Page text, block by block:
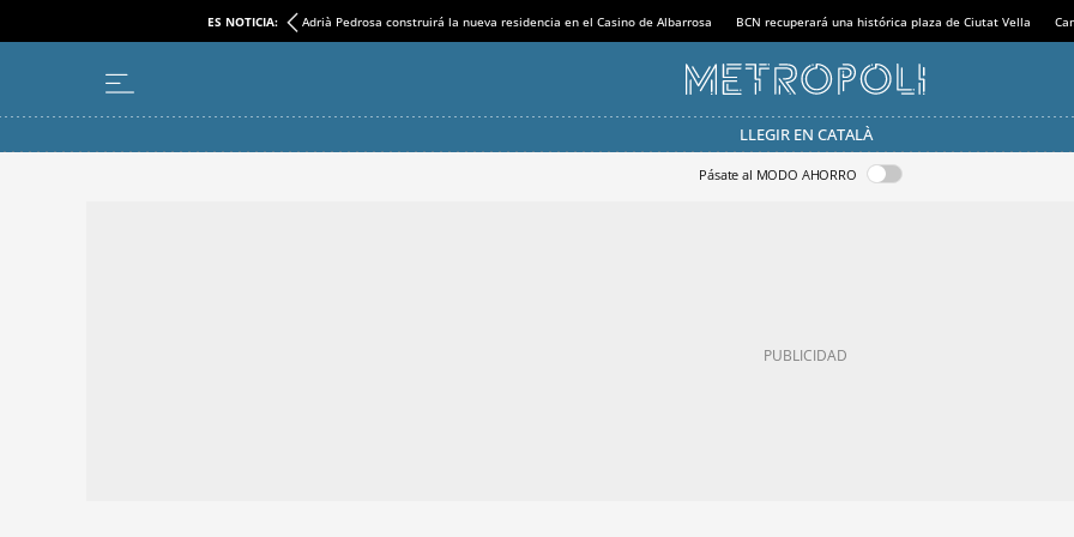
ES NOTICIA: Adrià Pedrosa construirá la nueva residencia en el Casino de Albarrosa BCN recuperará una histórica plaza de Ciutat Vella
LLEGIR EN CATALÀ
Pásate al MODO AHORRO